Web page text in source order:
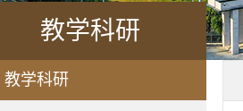
教学科研
教学科研